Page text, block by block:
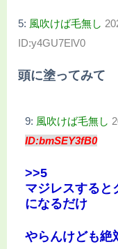
5: 風吹けば毛無し
ID:y4GU7ElV0
頭に塗ってみて
9: 風吹けば毛無し
ID:bmSEY3fB0
>>5
マジレスすると
になるだけ
やらんけども絶